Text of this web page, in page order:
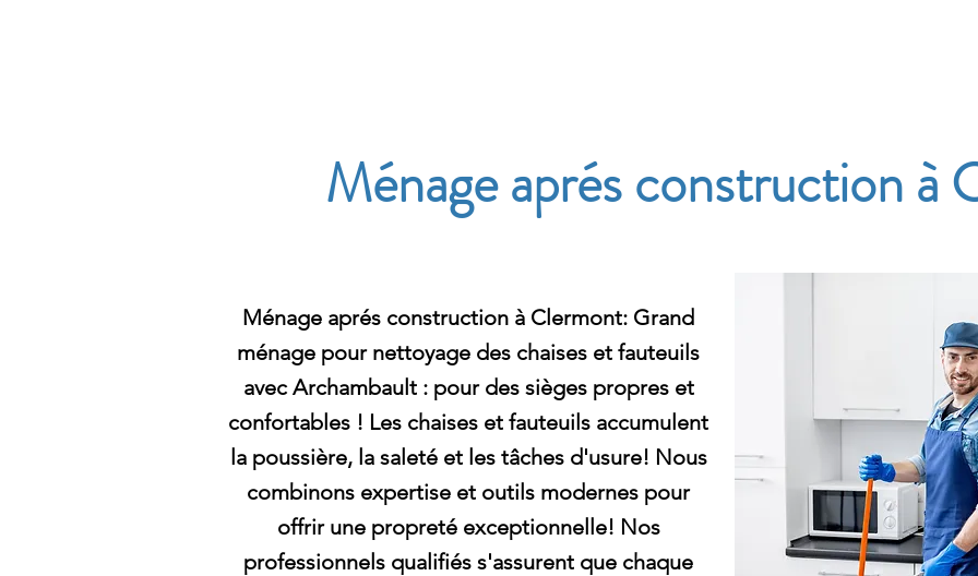
Ménage aprés construction à
Ménage aprés construction à Clermont: Grand
ménage pour nettoyage des chaises et fauteuils
avec Archambault : pour des sièges propres et
confortables ! Les chaises et fauteuils accumulent
la poussière, la saleté et les tâches d'usure! Nous
combinons expertise et outils modernes pour
offrir une propreté exceptionnelle! Nos
professionnels qualifiés s'assurent que chaque